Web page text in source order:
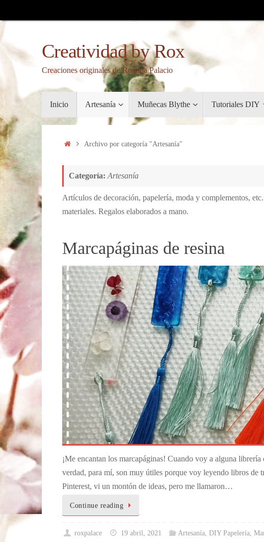
al
Creatividad by Rox
Creaciones originales de Roxana Palacio
contenido
Inicio Artesanía Muñecas Blythe Tutoriales DIY
InicioArchivo por categoría "Artesanía"
Categoría: Artesanía
Artículos de decoración, papelería, moda y complementos,
materiales. Regalos elaborados a mano.
Marcapáginas de resina
¡Me encantan los marcapáginas! Cuando voy a alguna
verdad, para mí, son muy útiles porque voy leyendo libros
Pinterest, vi un montón de ideas, pero me llamaron…
Continue reading
roxpalace 19 abril, 2021 Artesanía DIY Papelería